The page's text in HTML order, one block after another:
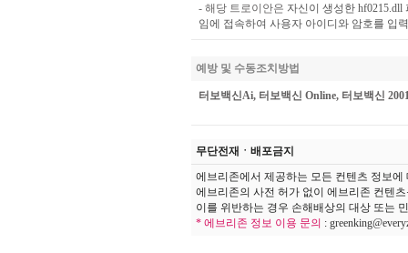
- 해당 트로이안은 자신이 생성한 hf0215.dll
임에 접속하여 사용자 아이디와 암호를 입
예방 및 수동조치방법
터보백신Ai, 터보백신 Online, 터보백신
무단전재ㆍ배포금지
에브리존에서 제공하는 모든 컨텐츠 정보
에브리존의 사전 허가 없이 에브리존 컨텐
이를 위반하는 경우 손해배상의 대상 또는
* 에브리존 정보 이용 문의 :